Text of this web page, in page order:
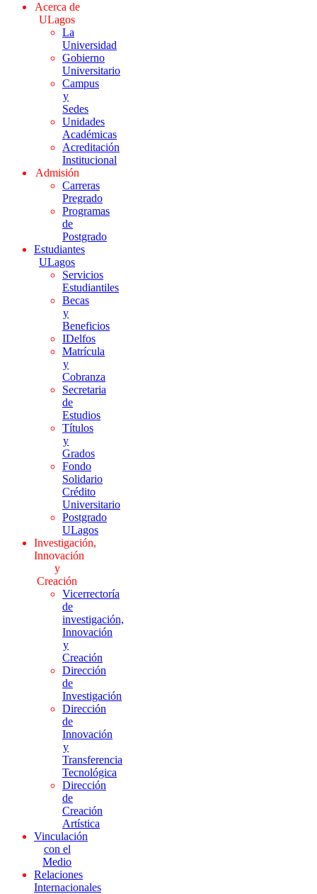
Acerca de
ULagos
La
Universidad
Gobierno
Universitario
Campus
y
Sedes
Unidades
Académicas
Acreditación
Institucional
Admisión
Carreras
Pregrado
Programas
de
Postgrado
Estudiantes
ULagos
Servicios
Estudiantiles
Becas
y
Beneficios
IDelfos
Matrícula
y
Cobranza
Secretaria
de
Estudios
Títulos
y
Grados
Fondo
Solidario
Crédito
Universitario
Postgrado
ULagos
Investigación,
Innovación
y
Creación
Vicerrectoría
de
investigación,
Innovación
y
Creación
Dirección
de
Investigación
Dirección
de
Innovación
y
Transferencia
Tecnológica
Dirección
de
Creación
Artística
Vinculación
con el
Medio
Relaciones
Internacionales